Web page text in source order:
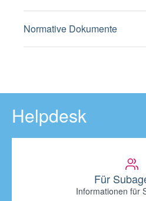
Normative Dokumente
Helpdesk
Für
Informationen für